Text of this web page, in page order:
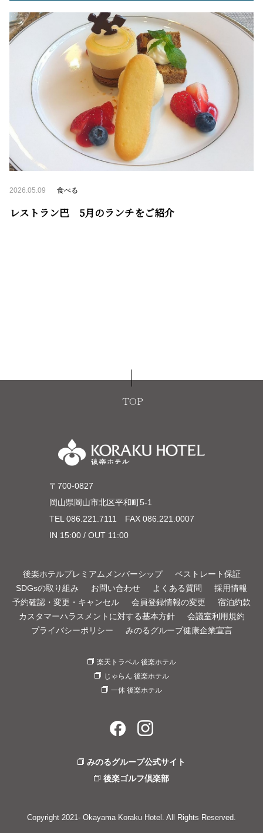
2026.05.09 食べる
レストラン巴 5月のランチをご紹介
TOP
〒700-0827
岡山県岡山市北区平和町5-1
TEL 086.221.7111
FAX 086.221.0007
IN 15:00 / OUT 11:00
後楽ホテルプレミアムメンバーシップ
ベストレート保証
SDGsの取り組み
お問い合わせ よくある質問
採用情報
予約確認・変更・キャンセル
会員登録情報の変更
宿泊約款
カスタマーハラスメントに対する基本方針
会議室利用規約
プライバシーポリシー
みのるグループ健康企業宣言
楽天トラベル 後楽ホテル
じゃらん 後楽ホテル
一休 後楽ホテル
みのるグループ公式サイト
後楽ゴルフ倶楽部
Copyright 2021- Okayama Koraku Hotel. All Rights Reserved.